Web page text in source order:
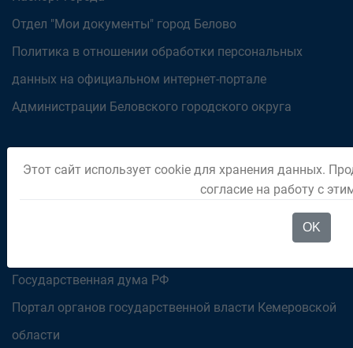
Отдел "Мои документы" город Белово
Политика в отношении обработки персональных
данных на официальном интернет-портале
Администрации Беловского городского округа
ОРГАНЫ ВЛАСТИ
Совет народных депутатов Беловского городского
Государственная дума РФ
Портал органов государственной власти Кемеровской
области
Этот сайт использует cookie для хранения данных.
согласие на работу с
OK